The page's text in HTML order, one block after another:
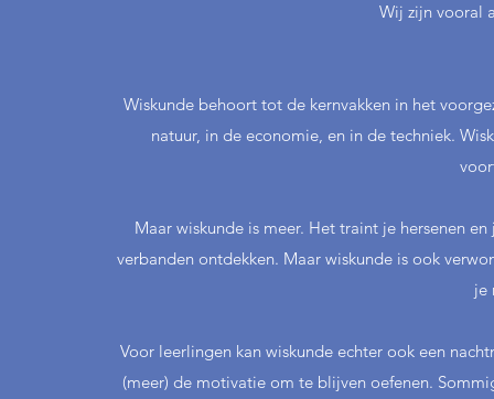
Wij zijn vooral
Wiskunde behoort tot de kernvakken in het
natuur, in de economie, en in de techniek.
Maar wiskunde is meer. Het traint je hersenen
verbanden ontdekken. Maar wiskunde is ook
je
Voor leerlingen kan wiskunde echter ook een
(meer) de motivatie om te blijven oefenen.